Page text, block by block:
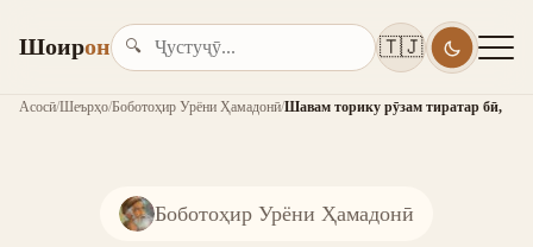
Шоирон 🔍 🇹🇯
Асосӣ/Шеърҳо/Боботоҳир Урёни Ҳамадонӣ/Шавам торику рӯзам тиратар бӣ,
Боботоҳир Урёни Ҳамадонӣ